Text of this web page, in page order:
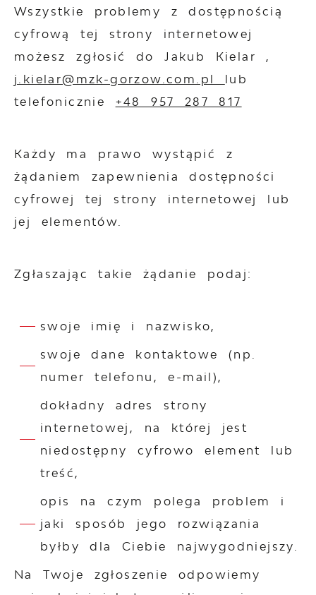
Wszystkie problemy z dostępnością
cyfrową tej strony internetowej
możesz zgłosić doJakub Kielar,
j.kielar@mzk-gorzow.com.pl lub
telefonicznie +48 957 287 817
Każdy ma prawo wystąpić z
żądaniem zapewnienia dostępności
cyfrowej tej strony internetowej lub
jej elementów.
Zgłaszając takie żądanie podaj:
swoje imię i nazwisko,
swoje dane kontaktowe (np.
numer telefonu, e-mail),
dokładny adres strony
internetowej, na której jest
niedostępny cyfrowo element lub
treść,
opis na czym polega problem i
jaki sposób jego rozwiązania
byłby dla Ciebie najwygodniejszy.
Na Twoje zgłoszenie odpowiemy